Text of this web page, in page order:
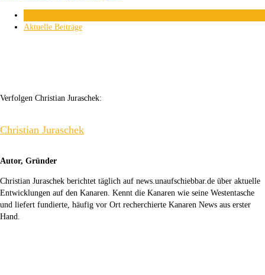
Aktuelle Beiträge
Verfolgen Christian Juraschek:
Christian Juraschek
Autor, Gründer
Christian Juraschek berichtet täglich auf news.unaufschiebbar.de über aktuelle
Entwicklungen auf den Kanaren. Kennt die Kanaren wie seine Westentasche
und liefert fundierte, häufig vor Ort recherchierte Kanaren News aus erster
Hand.